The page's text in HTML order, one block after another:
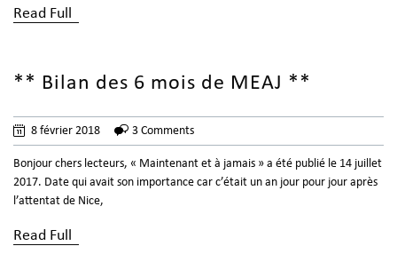
Read Full
** Bilan des 6 mois de MEAJ **
8 février 2018 3 Comments
Bonjour chers lecteurs, « Maintenant et à jamais » a été publié le 14 juillet
2017. Date qui avait son importance car c’était un an jour pour jour après
l’attentat de Nice,
Read Full